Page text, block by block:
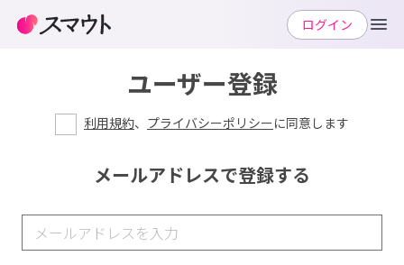
ユーザー登録
利用規約、 プライバシーポリシーに同意します
メールアドレスで登録する
ログイン